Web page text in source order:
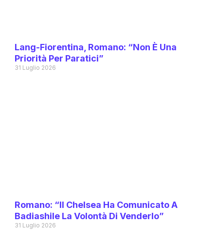
Lang-Fiorentina, Romano: “Non È Una
Priorità Per Paratici”
31 Luglio 2026
Romano: “Il Chelsea Ha Comunicato A
Badiashile La Volontà Di Venderlo”
31 Luglio 2026